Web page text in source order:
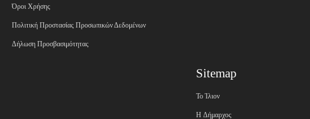
Όροι Χρήσης
Πολιτική Προστασίας Προσωπικών Δεδομένων
Δήλωση Προσβασιμότητας
Sitemap
Το Ίλιον
H Δήμαρχος